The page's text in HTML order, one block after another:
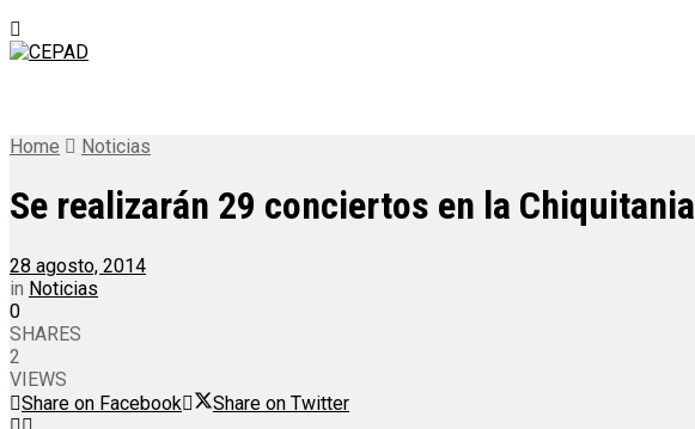
Home Noticias
Se realizarán 29 conciertos en la Chiquitania
28 agosto, 2014
in Noticias
0
SHARES
2
VIEWS
Share on Facebook
Share on Twitter